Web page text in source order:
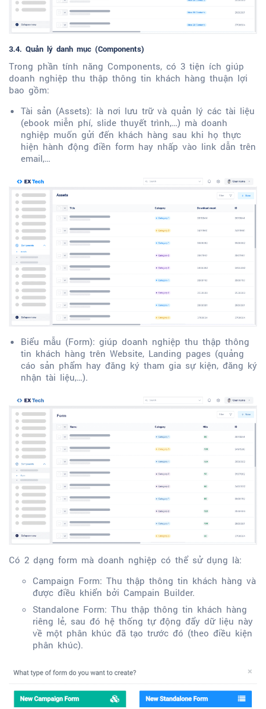
3.4. Quản lý danh mục (Components)
Trong phần tính năng Components, có 3 tiện ích giúp
doanh nghiệp thu thập thông tin khách hàng thuận lợi
bao gồm:
Tài sản (Assets): là nơi lưu trữ và quản lý các tài liệu
(ebook miễn phí, slide thuyết trình,…) mà doanh
nghiệp muốn gửi đến khách hàng sau khi họ thực
hiện hành động điền form hay nhấp vào link dẫn trên
email,…
Biểu mẫu (Form): giúp doanh nghiệp thu thập thông
tin khách hàng trên Website, Landing pages (quảng
cáo sản phẩm hay đăng ký tham gia sự kiện, đăng ký
nhận tài liệu,…).
Có 2 dạng form mà doanh nghiệp có thể sử dụng là:
Campaign Form: Thu thập thông tin khách hàng và
được điều khiển bởi Campain Builder.
Standalone Form: Thu thập thông tin khách hàng
riêng lẻ, sau đó hệ thống tự động đẩy dữ liệu này
về một phân khúc đã tạo trước đó (theo điều kiện
phân khúc).